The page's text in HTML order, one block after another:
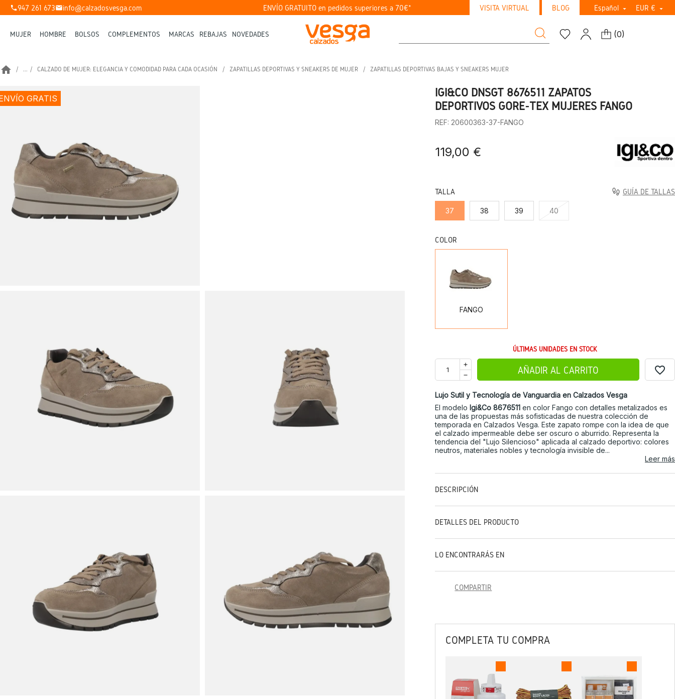
phone947 261 673mailinfo@calzadosvesga.com ENVÍO GRATUITO en pedidos superiores a 70€* VISITA VIRTUAL BLOG Español  EUR € 
MUJER HOMBRE BOLSOS COMPLEMENTOS MARCAS REBAJAS NOVEDADES (0)
home ... CALZADO DE MUJER: ELEGANCIA Y COMODIDAD PARA CADA OCASIÓN ZAPATILLAS DEPORTIVAS Y SNEAKERS DE MUJER ZAPATILLAS DEPORTIVAS BAJAS Y SNEAKERS MUJER
GRATIS
IGI&CO DNSGT 8676511 ZAPATOS
DEPORTIVOS GORE-TEX MUJERES FANGO
REF: 20600363-37-FANGO
119,00 €
TALLA GUÍA DE TALLAS
37 38 39 40
COLOR
FANGO
ÚLTIMAS UNIDADES EN STOCK
AÑADIR AL CARRITO favorite_border
Lujo Sutil y Tecnología de Vanguardia en Calzados Vesga
El modelo Igi&Co 8676511 en color Fango con detalles metalizados es
una de las propuestas más sofisticadas de nuestra colección de
temporada en Calzados Vesga. Este zapato rompe con la idea de que
el calzado impermeable debe ser oscuro o aburrido. Representa la
tendencia del "Lujo Silencioso" aplicada al calzado deportivo: colores
neutros, materiales nobles y tecnología invisible de...
Leer más
DESCRIPCIÓN
DETALLES DEL PRODUCTO
LO ENCONTRARÁS EN
COMPARTIR
COMPLETA TU COMPRA